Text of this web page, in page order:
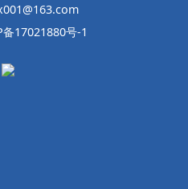
17021880号-1